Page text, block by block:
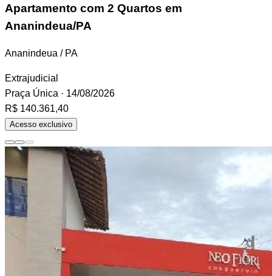
Apartamento com 2 Quartos em
Ananindeua/PA
Ananindeua / PA
Extrajudicial
Praça Única · 14/08/2026
R$ 140.361,40
Acesso exclusivo